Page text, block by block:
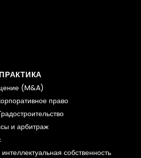
(M&A)
право
и арбитраж
собственность